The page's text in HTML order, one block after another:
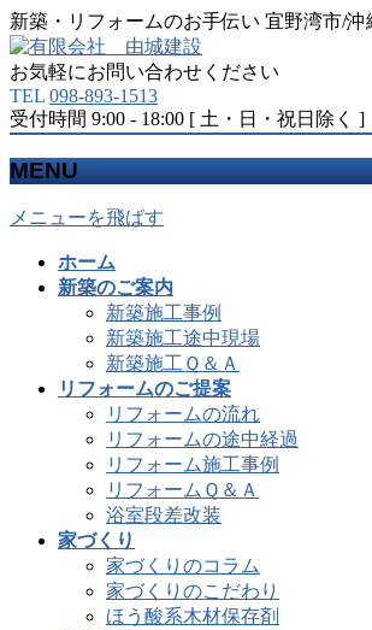
新築・リフォームのお手伝い 宜野湾市/沖
お気軽にお問い合わせください
TEL 098-893-1513
受付時間 9:00 - 18:00 [ 土・日・祝日除く ]
MENU
メニューを飛ばす
ホーム
新築のご案内
新築施工事例
新築施工途中現場
新築施工Ｑ＆Ａ
リフォームのご提案
リフォームの流れ
リフォームの途中経過
リフォーム施工事例
リフォームＱ＆Ａ
浴室段差改装
家づくり
家づくりのコラム
家づくりのこだわり
ほう酸系木材保存剤